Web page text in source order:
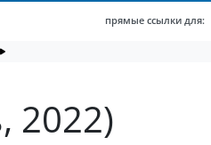
прямые ссылки для:
2022)